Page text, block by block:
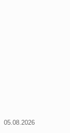
05.08.2026